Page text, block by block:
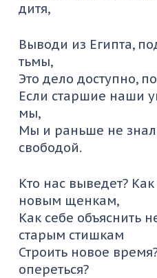
дитя,
Выводи из Египта,
тьмы,
Это дело доступно,
Если старшие наши
мы,
Мы и раньше не
свободой.
Кто нас выведет?
новым щенкам,
Как себе объяснить
старым стишкам
Строить новое
опереться?